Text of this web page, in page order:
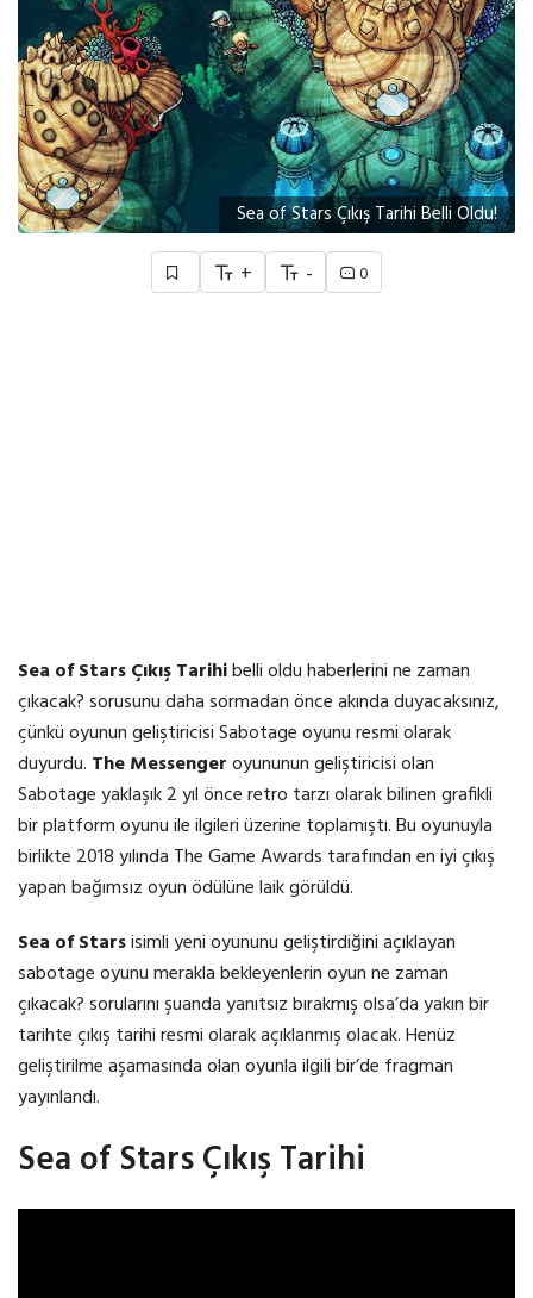
Sea of Stars Çıkış Tarihi Belli Oldu!
+ - 0
Sea of Stars Çıkış Tarihibelli oldu haberlerini ne zaman
çıkacak? sorusunu daha sormadan önce akında duyacaksınız,
çünkü oyunun geliştiricisi Sabotage oyunu resmi olarak
duyurdu. The Messengeroyununun geliştiricisi olan
Sabotage yaklaşık 2 yıl önce retro tarzı olarak bilinen grafikli
bir platform oyunu ile ilgileri üzerine toplamıştı. Bu oyunuyla
birlikte 2018 yılında The Game Awards tarafından en iyi çıkış
yapan bağımsız oyun ödülüne laik görüldü.
Sea of Starsisimli yeni oyununu geliştirdiğini açıklayan
sabotage oyunu merakla bekleyenlerin oyun ne zaman
çıkacak? sorularını şuanda yanıtsız bırakmış olsa’da yakın bir
tarihte çıkış tarihi resmi olarak açıklanmış olacak. Henüz
geliştirilme aşamasında olan oyunla ilgili bir’de fragman
yayınlandı.
Sea of Stars Çıkış Tarihi